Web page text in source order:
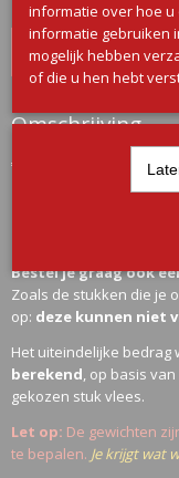
IN
Omschrijving
€10,95 per kilo
Goed
Bestel je graag ook
Zoals de stukken die je
op: deze kunnen niet
Het uiteindelijke bedrag
berekend, op basis
gekozen stuk vlees.
Let op: De gewichten
te bepalen. Je krijgt wat
informatie over hoe u
informatie gebruiken
mogelijk hebben
of die u hen hebt